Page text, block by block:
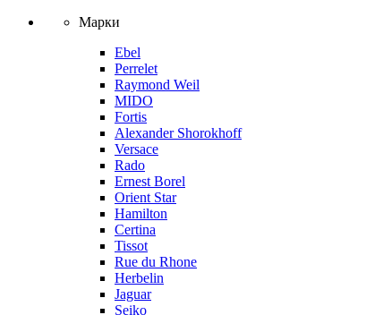
Марки
Ebel
Perrelet
Raymond Weil
MIDO
Fortis
Alexander Shorokhoff
Versace
Rado
Ernest Borel
Orient Star
Hamilton
Certina
Tissot
Rue du Rhone
Herbelin
Jaguar
Seiko